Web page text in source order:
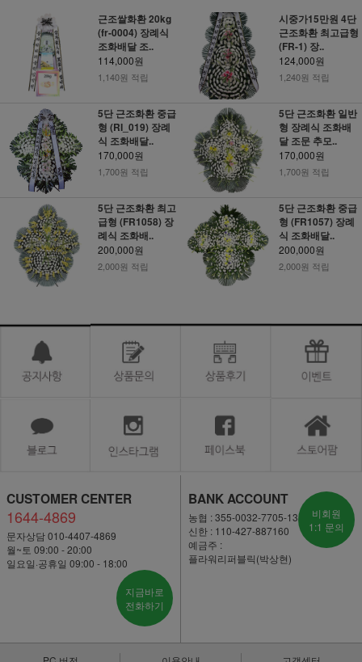
근조쌀화환 20kg
(fr-0004) 장례식
조화배달 조..
114,000원
1,140원 적립
시중가15만원 4단
근조화환 최고급형
(FR-1) 장..
124,000원
1,240원 적립
5단 근조화환 중급
형 (RI_019) 장례
식 조화배달..
170,000원
1,700원 적립
5단 근조화환 일반
형 장례식 조화배
달 조문 추모..
170,000원
1,700원 적립
5단 근조화환 최고
급형 (FR1058) 장
례식 조화배..
200,000원
2,000원 적립
5단 근조화환 중급
형 (FR1057) 장례
식 조화배달..
200,000원
2,000원 적립
CUSTOMER CENTER
1644-4869
문자상담 010-4407-4869
월~토 09:00 - 20:00
일요일·공휴일 09:00 - 18:00
지금바로
전화하기
BANK ACCOUNT
농협 : 355-0032-7705-13
신한 : 110-427-887160
예금주 :
플라워리퍼블릭(박상현)
비회원
1:1 문의